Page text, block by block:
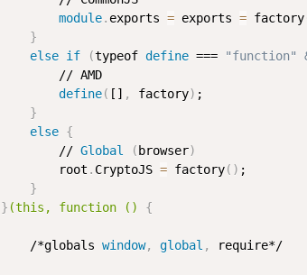
module. exports = exports = factory
}
else if (typeof define ===
"function"
        // AMD
define( [] , factory) ;
}
else {
        //
Global ( browser)
        root
. CryptoJS = factory( ) ;
}
} (this, function () {
    /*globals
window, global , require*/